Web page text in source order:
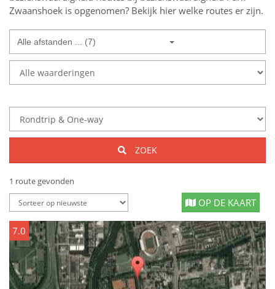
Zwaanshoek is opgenomen? Bekijk hier welke routes er zijn.
Alle afstanden ... (7)
ZOEK
1 route gevonden
OP DE KAART
7.0